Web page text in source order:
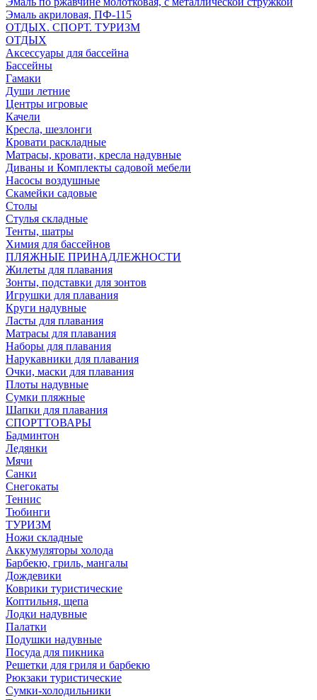
Эмаль акриловая, ПФ-115
ОТДЫХ. СПОРТ. ТУРИЗМ
ОТДЫХ
Аксессуары для бассейна
Бассейны
Гамаки
Души летние
Центры игровые
Качели
Кресла, шезлонги
Кровати раскладные
Матрасы, кровати, кресла надувные
Диваны и Комплекты садовой мебели
Насосы воздушные
Скамейки садовые
Столы
Стулья складные
Тенты, шатры
Химия для бассейнов
ПЛЯЖНЫЕ ПРИНАДЛЕЖНОСТИ
Жилеты для плавания
Зонты, подставки для зонтов
Игрушки для плавания
Круги надувные
Ласты для плавания
Матрасы для плавания
Наборы для плавания
Нарукавники для плавания
Очки, маски для плавания
Плоты надувные
Сумки пляжные
Шапки для плавания
СПОРТТОВАРЫ
Бадминтон
Ледянки
Мячи
Санки
Снегокаты
Теннис
Тюбинги
ТУРИЗМ
Ножи складные
Аккумуляторы холода
Барбекю, гриль, мангалы
Дождевики
Коврики туристические
Коптильня, щепа
Лодки надувные
Палатки
Подушки надувные
Посуда для пикника
Решетки для гриля и барбекю
Рюкзаки туристические
Сумки-холодильники